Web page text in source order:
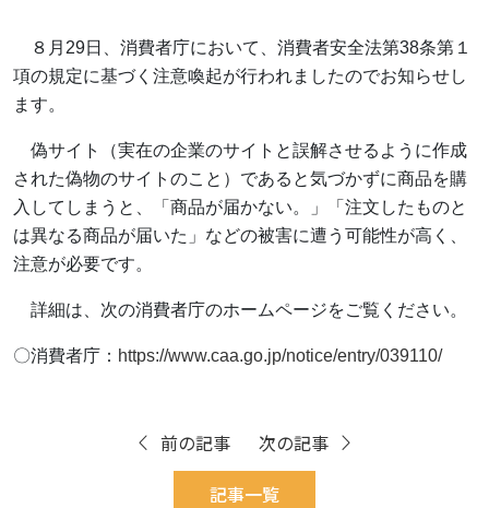
８月29日、消費者庁において、消費者安全法第38条第１
項の規定に基づく注意喚起が行われましたのでお知らせし
ます。
偽サイト（実在の企業のサイトと誤解させるように作成
された偽物のサイトのこと）であると気づかずに商品を購
入してしまうと、「商品が届かない。」「注文したものと
は異なる商品が届いた」などの被害に遭う可能性が高く、
注意が必要です。
詳細は、次の消費者庁のホームページをご覧ください。
〇消費者庁： https://www.caa.go.jp/notice/entry/039110/
前の記事
記事一覧
次の記事